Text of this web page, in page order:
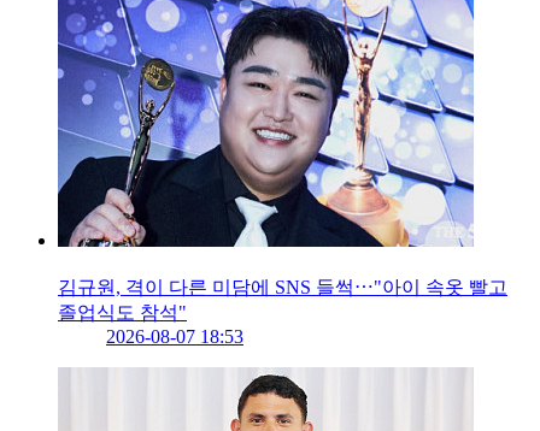
김규원, 격이 다른 미담에 SNS 들썩⋯"아이 속옷 빨고
졸업식도 참석"
2026-08-07 18:53